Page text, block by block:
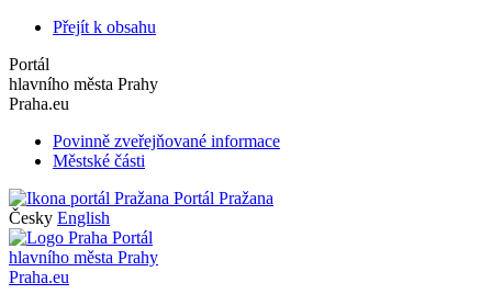
Přejít k obsahu
Portál
hlavního města Prahy
Praha.eu
Povinně zveřejňované informace
Městské části
Portál Pražana
Česky English
Portál
hlavního města Prahy
Praha.eu